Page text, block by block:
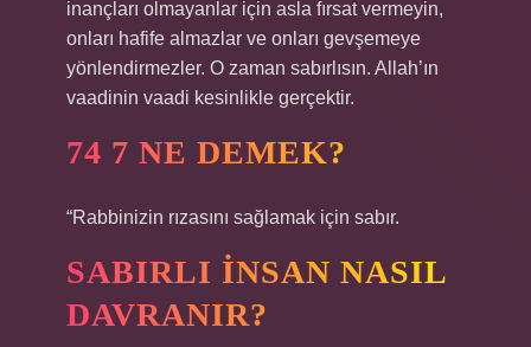
inançları olmayanlar için asla fırsat vermeyin,
onları hafife almazlar ve onları gevşemeye
yönlendirmezler. O zaman sabırlısın. Allah’ın
vaadinin vaadi kesinlikle gerçektir.
74 7 NE DEMEK?
“Rabbinizin rızasını sağlamak için sabır.
SABIRLI INSAN NASIL
DAVRANIR?